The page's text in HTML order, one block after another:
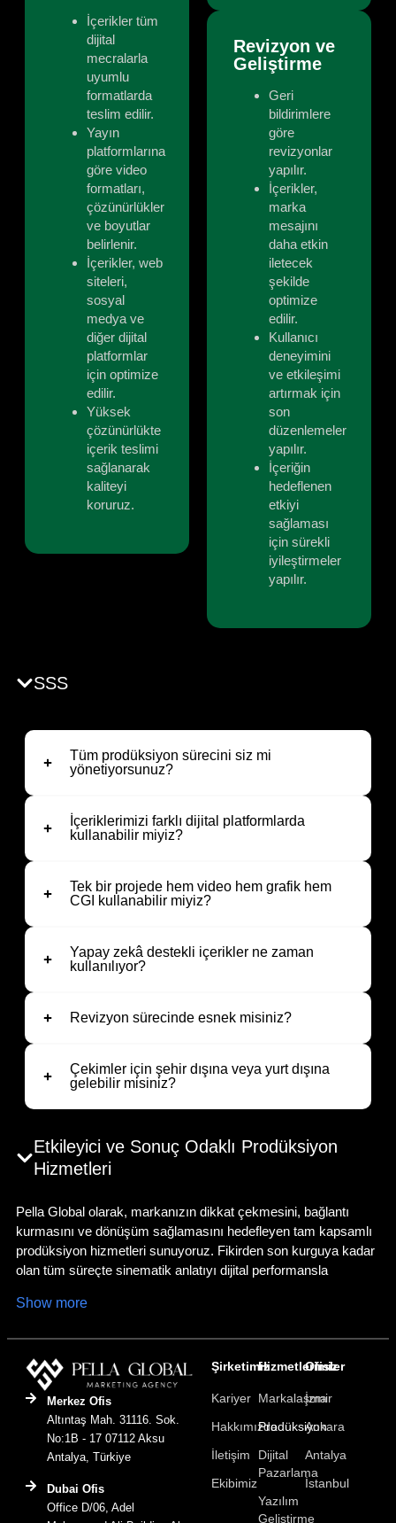
İçerikler tüm
dijital
mecralarla
uyumlu
formatlarda
teslim edilir.
Yayın
platformlarına
göre video
formatları,
çözünürlükler
ve boyutlar
belirlenir.
İçerikler, web
siteleri,
sosyal
medya ve
diğer dijital
platformlar
için optimize
edilir.
Yüksek
çözünürlükte
içerik teslimi
sağlanarak
kaliteyi
koruruz.
Revizyon ve
Geliştirme
Geri
bildirimlere
göre
revizyonlar
yapılır.
İçerikler,
marka
mesajını
daha etkin
iletecek
şekilde
optimize
edilir.
Kullanıcı
deneyimini
ve etkileşimi
artırmak için
son
düzenlemeler
yapılır.
İçeriğin
hedeflenen
etkiyi
sağlaması
için sürekli
iyileştirmeler
yapılır.
SSS
Tüm prodüksiyon sürecini siz mi
yönetiyorsunuz?
İçeriklerimizi farklı dijital platformlarda
kullanabilir miyiz?
Tek bir projede hem video hem grafik hem
CGI kullanabilir miyiz?
Yapay zekâ destekli içerikler ne zaman
kullanılıyor?
Revizyon sürecinde esnek misiniz?
Çekimler için şehir dışına veya yurt dışına
gelebilir misiniz?
Etkileyici ve Sonuç Odaklı Prodüksiyon
Hizmetleri
Pella Global olarak, markanızın dikkat çekmesini, bağlantı
kurmasını ve dönüşüm sağlamasını hedefleyen tam kapsamlı
prodüksiyon hizmetleri sunuyoruz. Fikirden son kurguya kadar
olan tüm süreçte sinematik anlatıyı dijital performansla
öne çıkarıyoruz.
Stratejiyle Yönlendirilen Amaç Odaklı
Prodüksiyon
Başarılı bir prodüksiyon net bir hedefle başlar. Marka hikâyenizi
stratejik amaçlar, hedef kitle analizleri ve platform ihtiyaçları ile
uyumlu hale getiriyoruz. Hikâye taslağından
senaryolaştırmaya, planlamadan uygulamaya kadar her sahne,
duygu oluşturacak ve ticari fayda sağlayacak şekilde
kurgulanır.
Show more
Merkez Ofis
Altıntaş Mah. 31116. Sok.
No:1B - 17 07112 Aksu
Antalya, Türkiye
Dubai Ofis
Office D/06, Adel
Şirketimiz
Kariyer
Hakkımızda
İletişim
Ekibimiz
Hizmetlerimiz
Markalaşma
Prodüksiyon
Dijital
Pazarlama
Yazılım
Geliştirme
Ofisler
İzmir
Ankara
Antalya
İstanbul